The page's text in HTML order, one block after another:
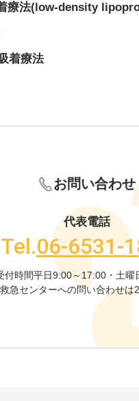
療法(low-density
着療法
お問い合わせ
代表電話
Tel.06-6531-
付時間平日9:00～17:00・土曜
急センターへの問い合わせは